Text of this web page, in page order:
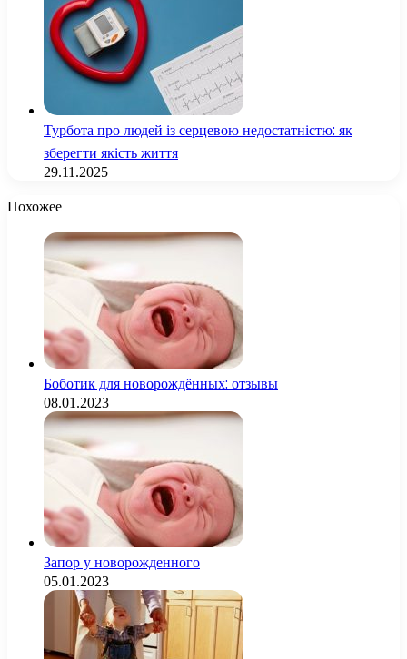
Турбота про людей із серцевою недостатністю: як
зберегти якість життя
29.11.2025
Похожее
Боботик для новорождённых: отзывы
08.01.2023
Запор у новорожденного
05.01.2023